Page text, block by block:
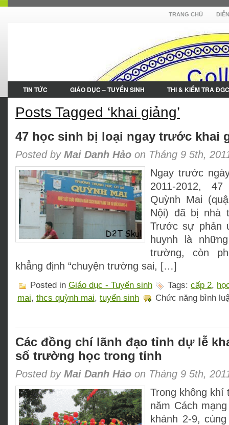
TRANG CHỦ
TIN TỨC GIÁO DỤC – TUYỂN SINH THI & KIỂM TRA
Posts Tagged ‘khai giảng’
47 học sinh bị loại ngay trước khai
Posted by Mai Danh Hảo on Tháng 9 5th,
Ngay trước
2011-2012,
Quỳnh Mai
Nội) đã bị nhà
Trước sự phản
huynh là
trường, còn
khẳng định “chuyện trường sai, […]
Posted in Giáo dục - Tuyển sinh Tags: cấp 2,
mai, thcs quỳnh mai, tuyển sinh Chức năng bình
Các đồng chí lãnh đạo tỉnh dự lễ
số trường học trong tỉnh
Posted by Mai Danh Hảo on Tháng 9 5th,
Trong không khí
năm Cách
khánh 2-9,